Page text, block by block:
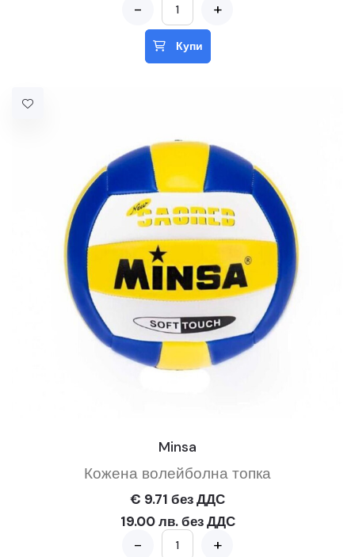
- +
Купи
Minsa
Кожена волейболна топка
€ 9.71 без ДДС
19.00 лв. без ДДС
- +